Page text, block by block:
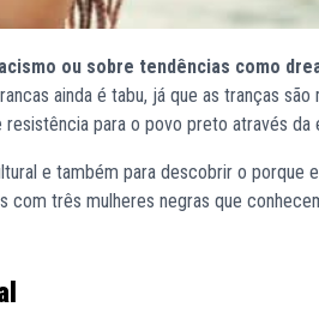
ou sobre tendências como
ainda é tabu, já que as tranças são
para o povo preto através da
e também para descobrir o porque
com três mulheres negras que